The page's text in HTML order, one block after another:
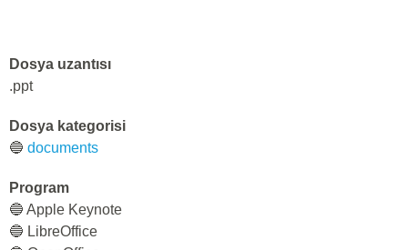
Dosya uzantısı
.ppt
Dosya kategorisi
🔵 documents
Program
🔵 Apple Keynote
🔵 LibreOffice